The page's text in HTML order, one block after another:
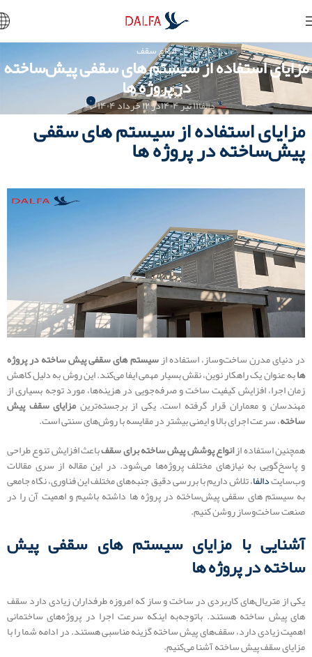
انواع سقف
مزایای استفاده از سیستم های سقفی پیش‌ساخته
در پروژه‌ ها
دالفا۱۱ تیر ۱۴۰۴ در ۱۲ خرداد ۱۴۰۴ ۰
مزایای استفاده از سیستم های سقفی
پیش‌ساخته در پروژه‌ ها
در دنیای مدرن ساخت‌وساز، استفاده ازسیستم های سقفی پیش‌ ساخته در پروژه‌
هابه عنوان یک راهکار نوین، نقش بسیار مهمی ایفا می‌کند. این روش به دلیل کاهش
زمان اجرا، افزایش کیفیت ساخت و صرفه‌جویی در هزینه‌ها، مورد توجه بسیاری از
مهندسان و معماران قرار گرفته است. یکی از برجسته‌ترین مزایای سقف پیش
ساخته، سرعت اجرای بالا و ایمنی بیشتر در مقایسه با روش‌های سنتی است.
همچنین استفاده ازانواع پوشش پیش ساخته برای سقفباعث افزایش تنوع طراحی
و پاسخ‌گویی به نیازهای مختلف پروژه‌ها می‌شود. در این مقاله از سری مقالات
وب‌سایتدالفا، تلاش داریم با بررسی دقیق جنبه‌های مختلف این فناوری، نگاه جامعی
به سیستم های سقفی پیش‌ساخته در پروژه‌ ها داشته باشیم و اهمیت آن را در
صنعت ساخت‌وساز روشن کنیم.
آشنایی با مزایای سیستم های سقفی پیش‌
ساخته در پروژه‌ ها
یکی از متریال‌های کاربردی در ساخت و ساز که امروزه طرفداران زیادی دارد سقف
های پیش ساخته هستند. باتوجه‌به اینکه سرعت اجرا در پروژه‌های ساختمانی
اهمیت زیادی دارد، سقف‌های پیش ساخته گزینه مناسبی هستند. در ادامه شما را با
مزایای سقف پیش ساخته آشنا می‌کنیم.